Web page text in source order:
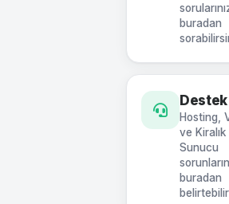
buradan
Destek
Hosting,
ve Kiralık
Sunucu
buradan